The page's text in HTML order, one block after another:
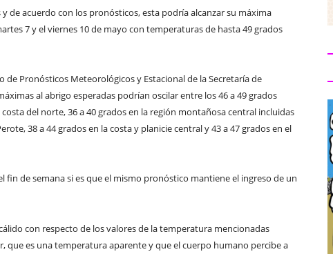
de acuerdo con los pronósticos, esta podría alcanzar su máxima
7 y el viernes 10 de mayo con temperaturas de hasta 49 grados
de Pronósticos Meteorológicos y Estacional de la Secretaría de
al abrigo esperadas podrían oscilar entre los 46 a 49 grados
del norte, 36 a 40 grados en la región montañosa central incluidas
38 a 44 grados en la costa y planicie central y 43 a 47 grados en el
fin de semana si es que el mismo pronóstico mantiene el ingreso de un
con respecto de los valores de la temperatura mencionadas
que es una temperatura aparente y que el cuerpo humano percibe a